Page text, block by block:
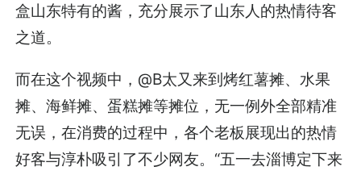
盒山东特有的酱，充分展示了山东人的热情待客
之道。
而在这个视频中，@B太又来到烤红薯摊、水果
摊、海鲜摊、蛋糕摊等摊位，无一例外全部精准
无误，在消费的过程中，各个老板展现出的热情
好客与淳朴吸引了不少网友。“五一去淄博定下来